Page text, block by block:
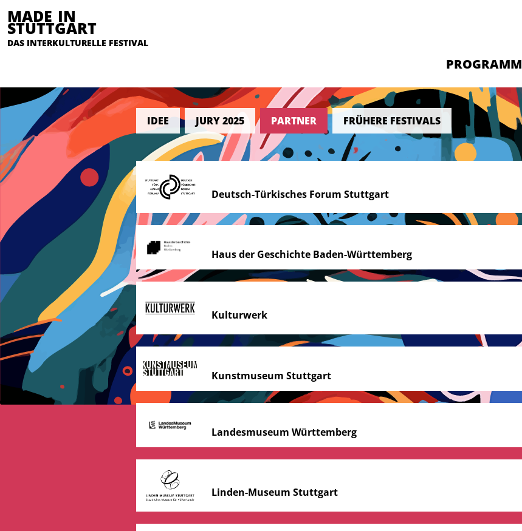
MADE IN
STUTTGART
DAS INTERKULTURELLE FESTIVAL
PROGRAMM
IDEE JURY 2025 PARTNER FRÜHERE FESTIVALS
Deutsch-Türkisches Forum Stuttgart
Haus der Geschichte Baden-Württemberg
Kulturwerk
Kunstmuseum Stuttgart
Landesmuseum Württemberg
Linden-Museum Stuttgart